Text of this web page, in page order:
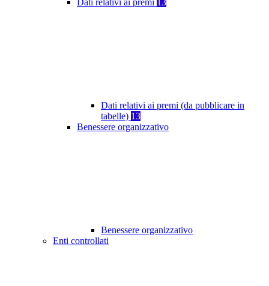
Dati relativi ai premi 13
Dati relativi ai premi (da pubblicare in
tabelle) 13
Benessere organizzativo
Benessere organizzativo
Enti controllati